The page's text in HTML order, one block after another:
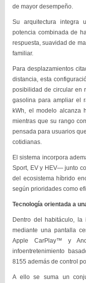
de mayor desempeño.
Su arquitectura integra
potencia combinada de
respuesta, suavidad de
familiar.
Para desplazamientos
distancia, esta
posibilidad de circular en
gasolina para ampliar el
kWh, el modelo alcanza
mientras que su rango
pensada para usuarios
cotidianas.
El sistema incorpora
Sport, EV y HEV— junto
del ecosistema híbrido
según prioridades como
Tecnología orientada a
Dentro del habitáculo, la
mediante una pantalla
Apple CarPlay™ y
infoentretenimiento
8155 además de control
A ello se suma un